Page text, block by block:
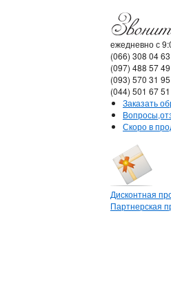
ежедневно с
(066) 308 04 63
(097) 488 57 49
(093) 570 31 95
(044) 501 67 51
Заказать
Скоро в
Дисконтная
Партнерская